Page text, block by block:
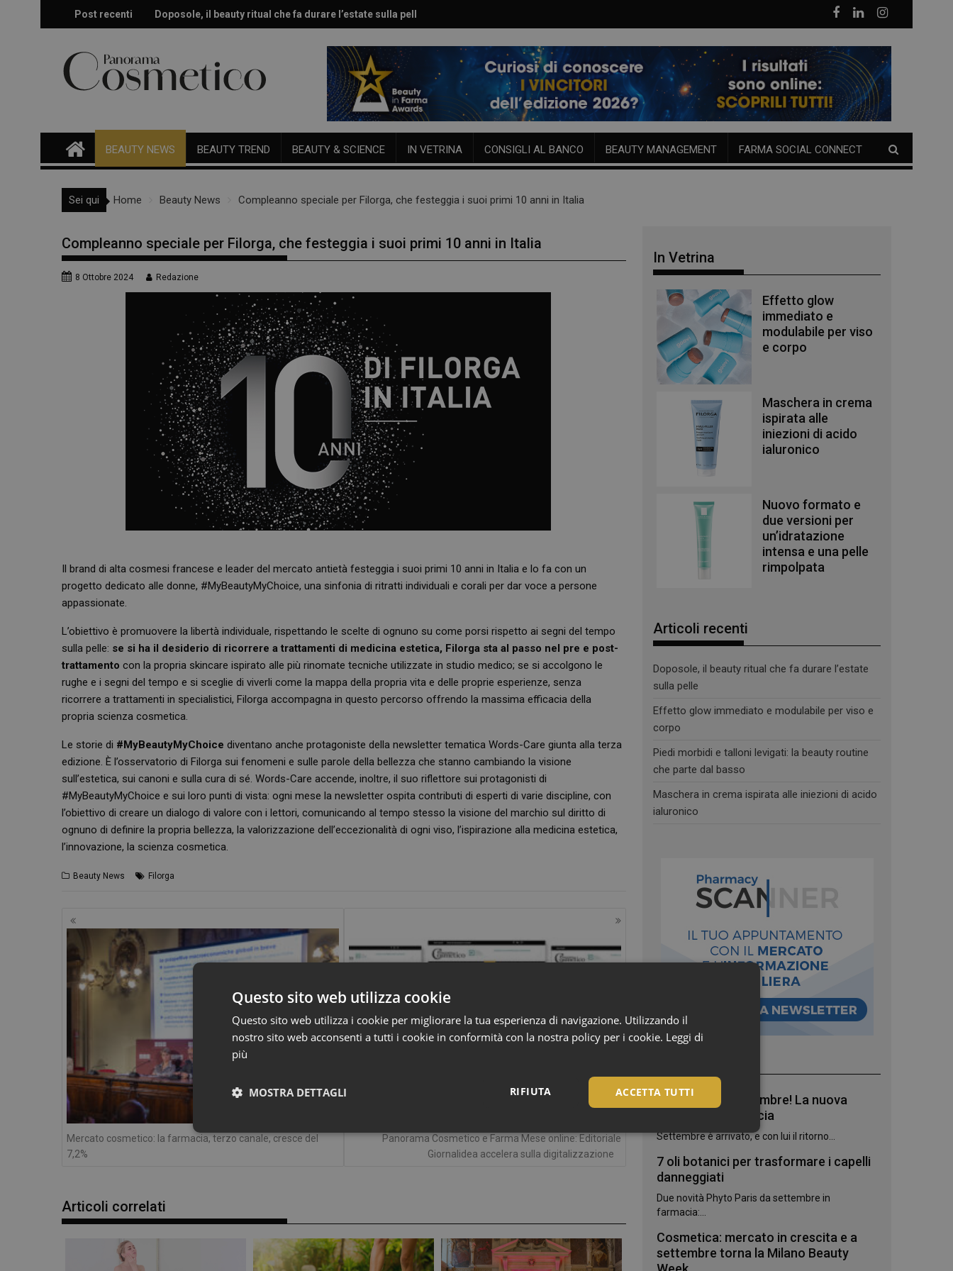
Post recenti Doposole, il beauty ritual che fa durare l’estate sulla pelle
Effetto glow immediato e modulabile per viso e corpo
BEAUTY NEWS BEAUTY TREND BEAUTY & SCIENCE IN VETRINA CONSIGLI AL BANCO BEAUTY MANAGEMENT FARMA SOCIAL CONNECT
Sei qui Home Beauty News Compleanno speciale per Filorga, che festeggia i suoi primi 10 anni in Italia
Compleanno speciale per Filorga, che festeggia i suoi primi 10 anni in Italia
8 Ottobre 2024 Redazione
Il brand di alta cosmesi francese e leader del mercato antietà festeggia i suoi primi 10 anni in Italia e lo fa con un
progetto dedicato alle donne, #MyBeautyMyChoice, una sinfonia di ritratti individuali e corali per dar voce a persone
appassionate.
L’obiettivo è promuovere la libertà individuale, rispettando le scelte di ognuno su come porsi rispetto ai segni del tempo
sulla pelle: se si ha il desiderio di ricorrere a trattamenti di medicina estetica, Filorga sta al passo nel pre e post-
trattamento con la propria skincare ispirato alle più rinomate tecniche utilizzate in studio medico; se si accolgono le
rughe e i segni del tempo e si sceglie di viverli come la mappa della propria vita e delle proprie esperienze, senza
ricorrere a trattamenti in specialistici, Filorga accompagna in questo percorso offrendo la massima efficacia della
propria scienza cosmetica.
Le storie di #MyBeautyMyChoice diventano anche protagoniste della newsletter tematica Words-Care giunta alla terza
edizione. È l’osservatorio di Filorga sui fenomeni e sulle parole della bellezza che stanno cambiando la visione
sull’estetica, sui canoni e sulla cura di sé. Words-Care accende, inoltre, il suo riflettore sui protagonisti di
#MyBeautyMyChoice e sui loro punti di vista: ogni mese la newsletter ospita contributi di esperti di varie discipline, con
l’obiettivo di creare un dialogo di valore con i lettori, comunicando al tempo stesso la visione del marchio sul diritto di
ognuno di definire la propria bellezza, la valorizzazione dell’eccezionalità di ogni viso, l’ispirazione alla medicina estetica,
l’innovazione, la scienza cosmetica.
Beauty News Filorga
Navigazione
articoli
Mercato cosmetico: la farmacia, terzo canale, cresce del
7,2%
Panorama Cosmetico e Farma Mese online: Editoriale
Giornalidea accelera sulla digitalizzazione
Articoli correlati
In Vetrina
Effetto glow
immediato e
modulabile per viso
e corpo
Maschera in crema
ispirata alle
iniezioni di acido
ialuronico
Nuovo formato e
due versioni per
un’idratazione
intensa e una pelle
rimpolpata
Articoli recenti
Doposole, il beauty ritual che fa durare l’estate
sulla pelle
Effetto glow immediato e modulabile per viso e
corpo
Piedi morbidi e talloni levigati: la beauty routine
che parte dal basso
Maschera in crema ispirata alle iniezioni di acido
ialuronico
Bentornato, settembre! La nuova
stagione in farmacia
Settembre è arrivato, e con lui il ritorno...
7 oli botanici per trasformare i capelli
danneggiati
Due novità Phyto Paris da settembre in
farmacia:...
Cosmetica: mercato in crescita e a
settembre torna la Milano Beauty
Questo sito web utilizza cookie
Questo sito web utilizza i cookie per migliorare la tua esperienza di navigazione. Utilizzando il
nostro sito web acconsenti a tutti i cookie in conformità con la nostra policy per i cookie. Leggi di
più
ACCETTA TUTTI
RIFIUTA
MOSTRA DETTAGLI
Necessari
I cookie necessari contribuiscono a rendere fruibile il sito web abilitandone funzionalità di base quali la navigazione sulle pagine